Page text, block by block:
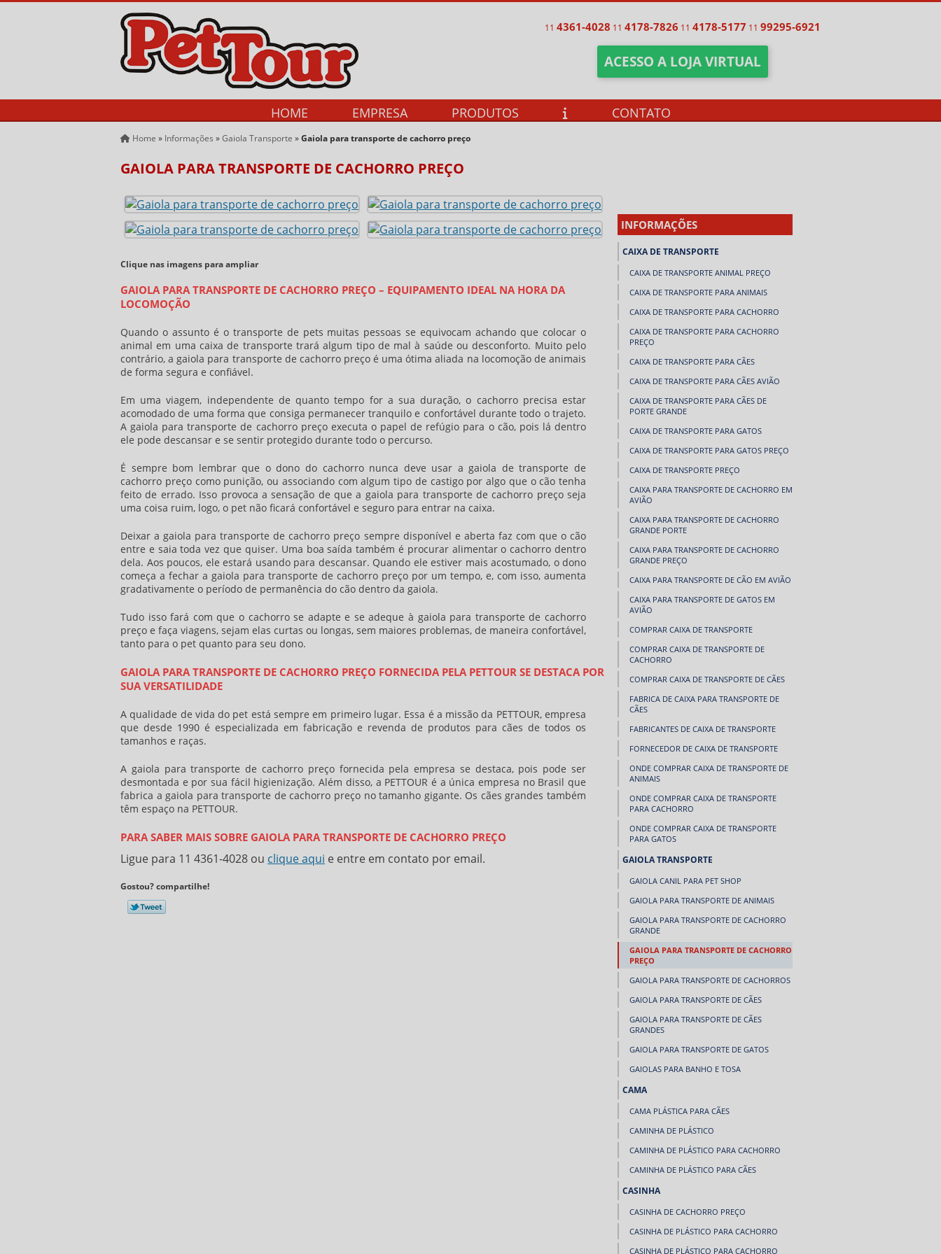
11 4361-4028 11 4178-7826 11 4178-5177 11 99295-6921
ACESSO A LOJA VIRTUAL
HOME EMPRESA PRODUTOS CONTATO
Home » Informações »Gaiola Transporte »Gaiola para transporte de cachorro preço
GAIOLA PARA TRANSPORTE DE CACHORRO PREÇO
Clique nas imagens para ampliar
GAIOLA PARA TRANSPORTE DE CACHORRO PREÇO – EQUIPAMENTO IDEAL NA HORA DA
LOCOMOÇÃO
Quando o assunto é o transporte de pets muitas pessoas se equivocam achando que colocar o
animal em uma caixa de transporte trará algum tipo de mal à saúde ou desconforto. Muito pelo
contrário, a gaiola para transporte de cachorro preçoé uma ótima aliada na locomoção de animais
de forma segura e confiável.
Em uma viagem, independente de quanto tempo for a sua duração, o cachorro precisa estar
acomodado de uma forma que consiga permanecer tranquilo e confortável durante todo o trajeto.
A gaiola para transporte de cachorro preçoexecuta o papel de refúgio para o cão, pois lá dentro
ele pode descansar e se sentir protegido durante todo o percurso.
É sempre bom lembrar que o dono do cachorro nunca deve usar a gaiola de transporte de
cachorro preço como punição, ou associando com algum tipo de castigo por algo que o cão tenha
feito de errado. Isso provoca a sensação de que a gaiola para transporte de cachorro preçoseja
uma coisa ruim, logo, o pet não ficará confortável e seguro para entrar na caixa.
Deixar a gaiola para transporte de cachorro preço sempre disponível e aberta faz com que o cão
entre e saia toda vez que quiser. Uma boa saída também é procurar alimentar o cachorro dentro
dela. Aos poucos, ele estará usando para descansar. Quando ele estiver mais acostumado, o dono
começa a fechar a gaiola para transporte de cachorro preço por um tempo, e, com isso, aumenta
gradativamente o período de permanência do cão dentro da gaiola.
Tudo isso fará com que o cachorro se adapte e se adeque à gaiola para transporte de cachorro
preço e faça viagens, sejam elas curtas ou longas, sem maiores problemas, de maneira confortável,
tanto para o pet quanto para seu dono.
GAIOLA PARA TRANSPORTE DE CACHORRO PREÇO FORNECIDA PELA PETTOUR SE DESTACA POR
SUA VERSATILIDADE
A qualidade de vida do pet está sempre em primeiro lugar. Essa é a missão da PETTOUR, empresa
que desde 1990 é especializada em fabricação e revenda de produtos para cães de todos os
tamanhos e raças.
A gaiola para transporte de cachorro preçofornecida pela empresa se destaca, pois pode ser
desmontada e por sua fácil higienização. Além disso, a PETTOUR é a única empresa no Brasil que
fabrica a gaiola para transporte de cachorro preço no tamanho gigante. Os cães grandes também
têm espaço na PETTOUR.
PARA SABER MAIS SOBRE GAIOLA PARA TRANSPORTE DE CACHORRO PREÇO
Ligue para 11 4361-4028 ou clique aqui e entre em contato por email.
Gostou? compartilhe!
INFORMAÇÕES
CAIXA DE TRANSPORTE
CAIXA DE TRANSPORTE ANIMAL PREÇO
CAIXA DE TRANSPORTE PARA ANIMAIS
CAIXA DE TRANSPORTE PARA CACHORRO
CAIXA DE TRANSPORTE PARA CACHORRO
PREÇO
CAIXA DE TRANSPORTE PARA CÃES
CAIXA DE TRANSPORTE PARA CÃES AVIÃO
CAIXA DE TRANSPORTE PARA CÃES DE
PORTE GRANDE
CAIXA DE TRANSPORTE PARA GATOS
CAIXA DE TRANSPORTE PARA GATOS PREÇO
CAIXA DE TRANSPORTE PREÇO
CAIXA PARA TRANSPORTE DE CACHORRO EM
AVIÃO
CAIXA PARA TRANSPORTE DE CACHORRO
GRANDE PORTE
CAIXA PARA TRANSPORTE DE CACHORRO
GRANDE PREÇO
CAIXA PARA TRANSPORTE DE CÃO EM AVIÃO
CAIXA PARA TRANSPORTE DE GATOS EM
AVIÃO
COMPRAR CAIXA DE TRANSPORTE
COMPRAR CAIXA DE TRANSPORTE DE
CACHORRO
COMPRAR CAIXA DE TRANSPORTE DE CÃES
FABRICA DE CAIXA PARA TRANSPORTE DE
CÃES
FABRICANTES DE CAIXA DE TRANSPORTE
FORNECEDOR DE CAIXA DE TRANSPORTE
ONDE COMPRAR CAIXA DE TRANSPORTE DE
ANIMAIS
ONDE COMPRAR CAIXA DE TRANSPORTE
PARA CACHORRO
ONDE COMPRAR CAIXA DE TRANSPORTE
PARA GATOS
GAIOLA TRANSPORTE
GAIOLA CANIL PARA PET SHOP
GAIOLA PARA TRANSPORTE DE ANIMAIS
GAIOLA PARA TRANSPORTE DE CACHORRO
GRANDE
GAIOLA PARA TRANSPORTE DE CACHORRO
PREÇO
GAIOLA PARA TRANSPORTE DE CACHORROS
GAIOLA PARA TRANSPORTE DE CÃES
GAIOLA PARA TRANSPORTE DE CÃES
GRANDES
GAIOLA PARA TRANSPORTE DE GATOS
GAIOLAS PARA BANHO E TOSA
CAMA
CAMA PLÁSTICA PARA CÃES
CAMINHA DE PLÁSTICO
CAMINHA DE PLÁSTICO PARA CACHORRO
CAMINHA DE PLÁSTICO PARA CÃES
CASINHA
CASINHA DE CACHORRO PREÇO
CASINHA DE PLÁSTICO PARA CACHORRO
CASINHA DE PLÁSTICO PARA CACHORRO